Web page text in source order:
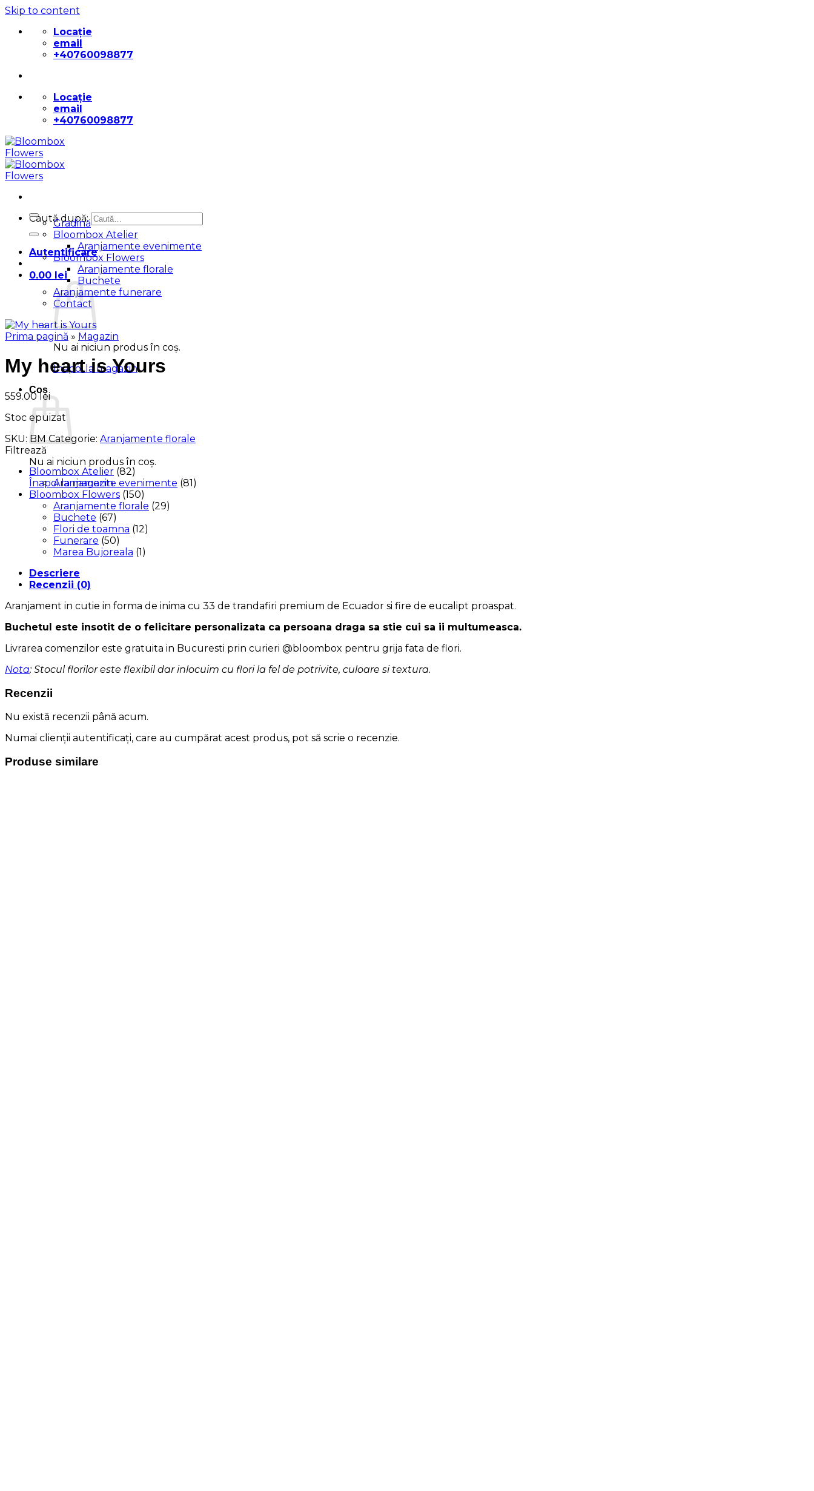
Skip to content
Locație
email
+40760098877
Locație
email
+40760098877
Caută după:
Autentificare
0.00 lei
Nu ai niciun produs în coș.
Înapoi la magazin
Coș
Nu ai niciun produs în coș.
Înapoi la magazin
Gradină
Bloombox Atelier
Aranjamente evenimente
Bloombox Flowers
Aranjamente florale
Buchete
Aranjamente funerare
Contact
Prima pagină » Magazin
My heart is Yours
559.00lei
Stoc epuizat
SKU:BM Categorie: Aranjamente florale
Filtrează
Bloombox Atelier (82)
Aranjamente evenimente (81)
Bloombox Flowers (150)
Aranjamente florale (29)
Buchete (67)
Flori de toamna (12)
Funerare (50)
Marea Bujoreala (1)
Descriere
Recenzii (0)
Aranjament in cutie in forma de inima cu 33 de trandafiri premium de Ecuador si fire de eucalipt proaspat.
Buchetul este insotit de o felicitare personalizata ca persoana draga sa stie cui sa ii multumeasca.
Livrarea comenzilor este gratuita in Bucuresti prin curieri @bloombox pentru grija fata de flori.
Nota: Stocul florilor este flexibil dar inlocuim cu flori la fel de potrivite, culoare si textura.
Recenzii
Nu există recenzii până acum.
Numai clienții autentificați, care au cumpărat acest produs, pot să scrie o recenzie.
Produse similare